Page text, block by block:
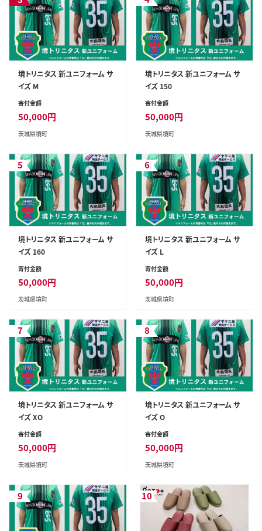
境トリニタス 新ユニフォーム サ
イズ M
寄付金額
50,000円
茨城県境町
境トリニタス 新ユニフォーム サ
イズ 150
寄付金額
50,000円
茨城県境町
5
境トリニタス 新ユニフォーム サ
イズ 160
寄付金額
50,000円
茨城県境町
6
境トリニタス 新ユニフォーム サ
イズ L
寄付金額
50,000円
茨城県境町
7
境トリニタス 新ユニフォーム サ
イズ XO
寄付金額
50,000円
茨城県境町
8
境トリニタス 新ユニフォーム サ
イズ O
寄付金額
50,000円
茨城県境町
9 10